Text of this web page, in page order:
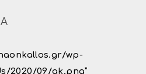
wp-
2020/09/ak.png”